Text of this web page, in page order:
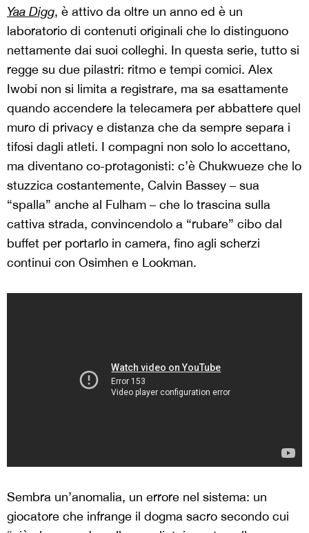
Yaa Digg, è attivo da oltre un anno ed è un
laboratorio di contenuti originali che lo distinguono
nettamente dai suoi colleghi. In questa serie, tutto si
regge su due pilastri: ritmo e tempi comici. Alex
Iwobi non si limita a registrare, ma sa esattamente
quando accendere la telecamera per abbattere quel
muro di privacy e distanza che da sempre separa i
tifosi dagli atleti. I compagni non solo lo accettano,
ma diventano co-protagonisti: c’è Chukwueze che lo
stuzzica costantemente, Calvin Bassey – sua
“spalla” anche al Fulham – che lo trascina sulla
cattiva strada, convincendolo a “rubare” cibo dal
buffet per portarlo in camera, fino agli scherzi
continui con Osimhen e Lookman.
Sembra un’anomalia, un errore nel sistema: un
giocatore che infrange il dogma sacro secondo cui